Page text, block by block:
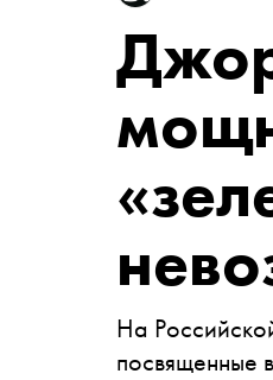
На
посвященные